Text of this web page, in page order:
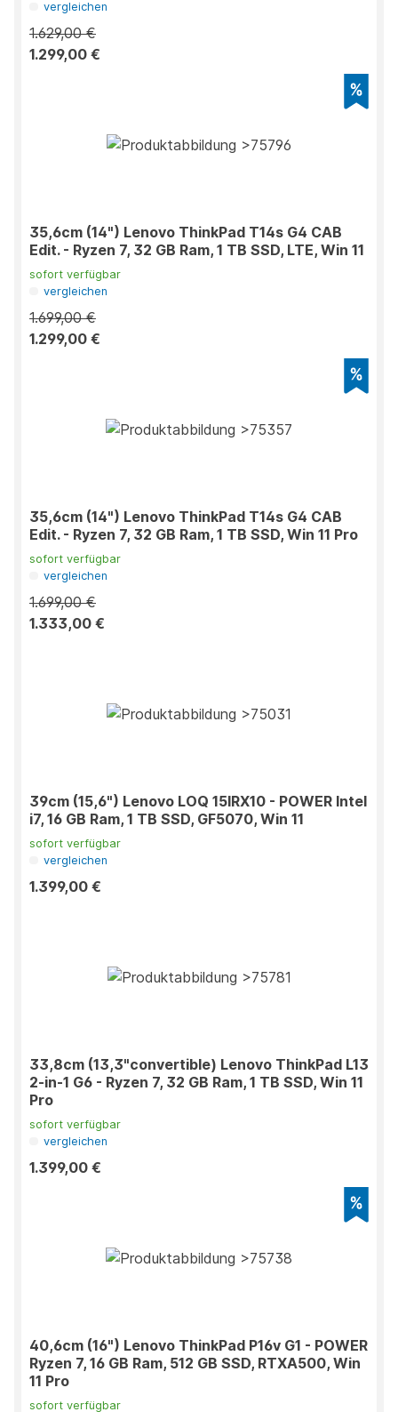
vergleichen
1.629,00 €
1.299,00 €
35,6cm (14") Lenovo ThinkPad T14s G4 CAB
Edit. - Ryzen 7, 32 GB Ram, 1 TB SSD, LTE, Win 11
sofort verfügbar
vergleichen
1.699,00 €
1.299,00 €
35,6cm (14") Lenovo ThinkPad T14s G4 CAB
Edit. - Ryzen 7, 32 GB Ram, 1 TB SSD, Win 11 Pro
sofort verfügbar
vergleichen
1.699,00 €
1.333,00 €
39cm (15,6") Lenovo LOQ 15IRX10 - POWER Intel
i7, 16 GB Ram, 1 TB SSD, GF5070, Win 11
sofort verfügbar
vergleichen
1.399,00 €
33,8cm (13,3"convertible) Lenovo ThinkPad L13
2-in-1 G6 - Ryzen 7, 32 GB Ram, 1 TB SSD, Win 11
Pro
sofort verfügbar
vergleichen
1.399,00 €
40,6cm (16") Lenovo ThinkPad P16v G1 - POWER
Ryzen 7, 16 GB Ram, 512 GB SSD, RTXA500, Win
11 Pro
sofort verfügbar